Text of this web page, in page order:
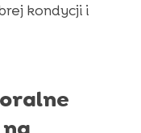
kondycji i